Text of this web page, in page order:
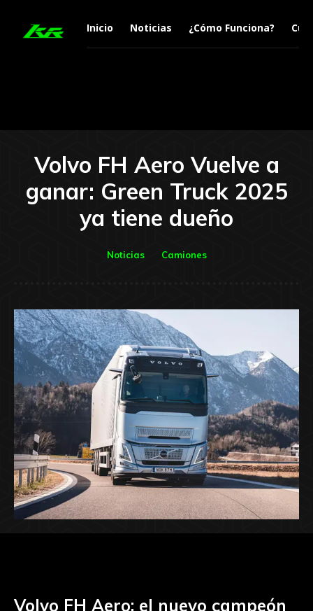
Inicio Noticias ¿Cómo Funciona?
Volvo FH Aero Vuelve a
ganar: Green Truck 2025
ya tiene dueño
Noticias Camiones
Volvo FH Aero: el nuevo campeón